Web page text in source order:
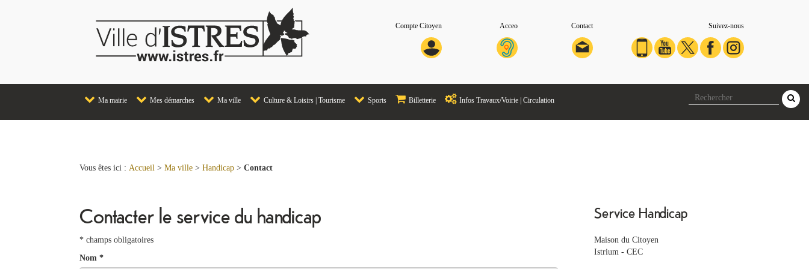
Compte Citoyen Acceo Contact Suivez-nous
Ma mairie Mes démarches Ma ville Culture & Loisirs | Tourisme Sports Billetterie Infos Travaux/Voirie | Circulation
Vous êtes ici : Accueil > Ma ville > Handicap > Contact
Contacter le service du handicap
* champs obligatoires
Nom *
Service Handicap
Maison du Citoyen
Istrium - CEC